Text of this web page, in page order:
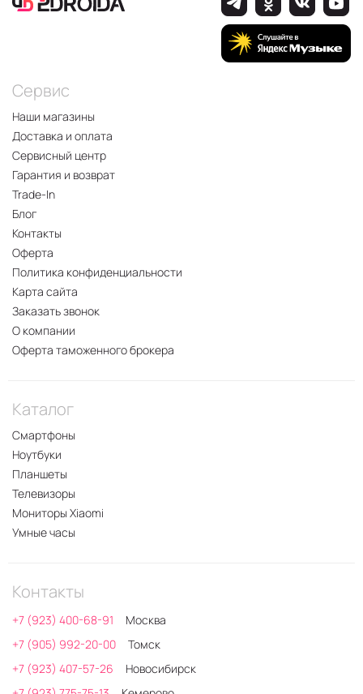
Сервис
Наши магазины
Доставка и оплата
Сервисный центр
Гарантия и возврат
Trade-In
Блог
Контакты
Оферта
Политика конфиденциальности
Карта сайта
Заказать звонок
О компании
Оферта таможенного брокера
Каталог
Смартфоны
Ноутбуки
Планшеты
Телевизоры
Мониторы Xiaomi
Умные часы
Контакты
+7 (923) 400-68-91
Москва
+7 (905) 992-20-00
Томск
+7 (923) 407-57-26
Новосибирск